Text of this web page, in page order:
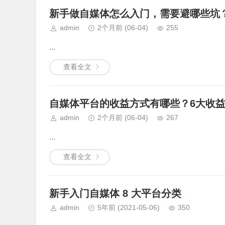
新手做自媒体怎么入门，需要避哪些坑
admin 2个月前 (06-04) 255
...
查看全文
自媒体平台的收益方式有哪些？6大收
admin 2个月前 (06-04) 267
...
查看全文
新手入门自媒体 8 大平台分类
admin 5年前 (2021-05-06) 350